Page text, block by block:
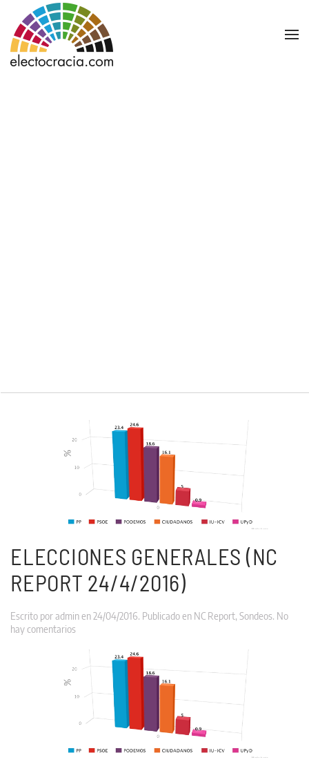
Ir al contenido principal
ELECCIONES GENERALES (NC
REPORT 24/4/2016)
Escrito poradminen24/04/2016. Publicado en NC Report, Sondeos. No
hay comentariosen
(NC
24/4/2016)